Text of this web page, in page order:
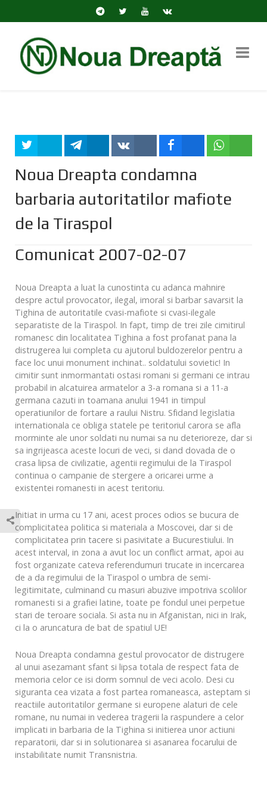
Noua Dreapta condamna
barbaria autoritatilor mafiote
de la Tiraspol
Comunicat 2007-02-07
Noua Dreapta a luat la cunostinta cu adanca mahnire
despre actul provocator, ilegal, imoral si barbar savarsit la
Tighina de autoritatile cvasi-mafiote si cvasi-ilegale
separatiste de la Tiraspol. In fapt, timp de trei zile cimitirul
romanesc din localitatea Tighina a fost profanat pana la
distrugerea lui completa cu ajutorul buldozerelor pentru a
face loc unui monument inchinat.. soldatului sovietic! In
cimitir sunt inmormantati ostasi romani si germani ce intrau
probabil in alcatuirea armatelor a 3-a romana si a 11-a
germana cazuti in toamana anului 1941 in timpul
operatiunilor de fortare a raului Nistru. Sfidand legislatia
internationala ce obliga statele pe teritoriul carora se afla
morminte ale unor soldati nu numai sa nu deterioreze, dar si
sa ingrijeasca aceste locuri de veci, si dand dovada de o
crasa lipsa de civilizatie, agentii regimului de la Tiraspol
continua o campanie de stergere a oricarei urme a
existentei romanesti in acest teritoriu.
Initiat in urma cu 17 ani, acest proces odios se bucura de
complicitatea politica si materiala a Moscovei, dar si de
complicitatea prin tacere si pasivitate a Bucurestiului. In
acest interval, in zona a avut loc un conflict armat, apoi au
fost organizate cateva referendumuri trucate in incercarea
de a da regimului de la Tiraspol o umbra de semi-
legitimitate, culminand cu masuri abuzive impotriva scolilor
romanesti si a grafiei latine, toate pe fondul unei perpetue
stari de teroare sociala. Si asta nu in Afganistan, nici in Irak,
ci la o aruncatura de bat de spatiul UE!
Noua Dreapta condamna gestul provocator de distrugere
al unui asezamant sfant si lipsa totala de respect fata de
memoria celor ce isi dorm somnul de veci acolo. Desi cu
siguranta cea vizata a fost partea romaneasca, asteptam si
reactiile autoritatilor germane si europene alaturi de cele
romane, nu numai in vederea tragerii la raspundere a celor
implicati in barbaria de la Tighina si initierea unor actiuni
reparatorii, dar si in solutionarea si asanarea focarului de
instabilitate numit Transnistria.